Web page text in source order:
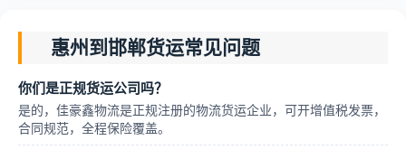
惠州到邯郸货运常见问题
你们是正规货运公司吗？
是的，佳豪鑫物流是正规注册的物流货运企业，可开增值税发票，
合同规范，全程保险覆盖。